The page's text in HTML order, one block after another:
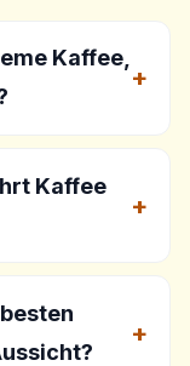
Kaffee,
Kaffee